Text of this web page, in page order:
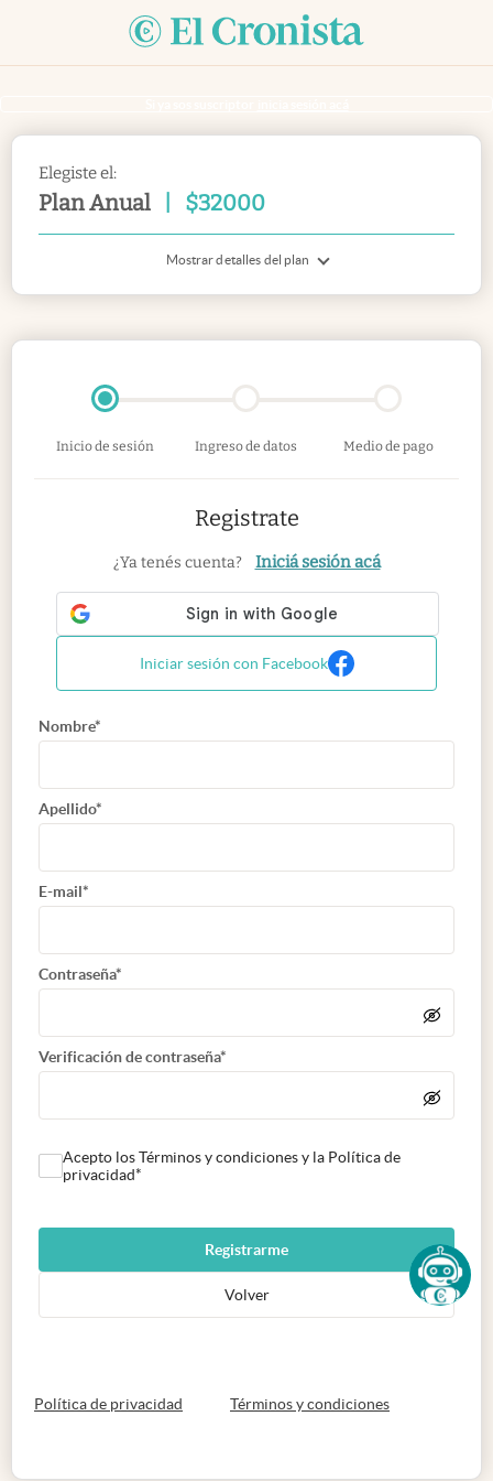
Elegiste el:
Plan Anual $32000
Mostrar detalles del plan
Inicio de sesión Ingreso de datos Medio de pago
Registrate
¿Ya tenés cuenta? Iniciá sesión acá
Iniciar sesión con Facebook
Nombre*
Apellido*
E-mail*
Contraseña*
Verificación de contraseña*
Acepto los Términos y condiciones y la Política de
privacidad*
Registrarme
Volver
Política de privacidad abre en nueva pestaña
Términos y condicionesabre en nueva